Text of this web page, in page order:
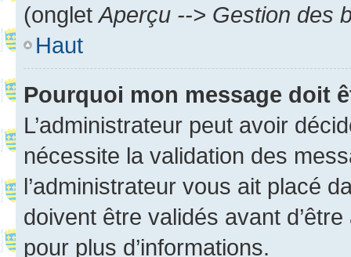
(onglet Aperçu --> Gestion des
Haut
Pourquoi mon message doit
L’administrateur peut avoir
nécessite la validation des
l’administrateur vous ait placé
doivent être validés avant
pour plus d’informations.